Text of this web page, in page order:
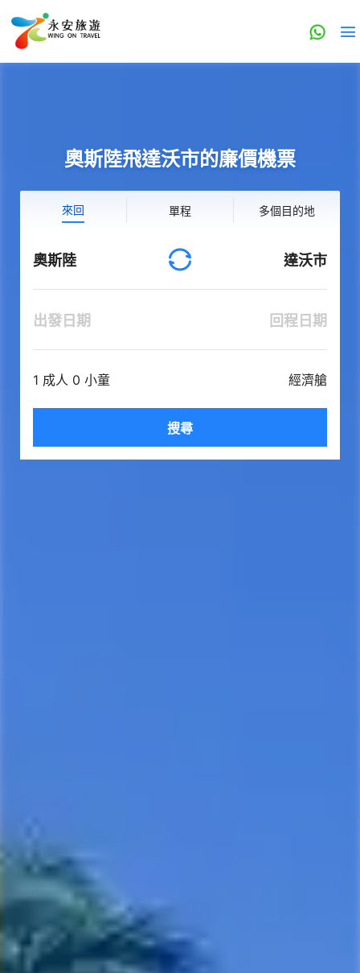
奧斯陸飛達沃市的廉價機票
來回 單程 多個目的地
奧斯陸 達沃市
出發日期 回程日期
1 成人 0 小童 經濟艙
搜尋